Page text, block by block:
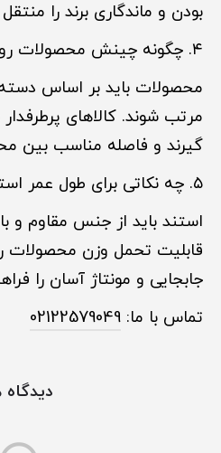
بودن و ماندگاری برند را
۴. چگونه چینش محصولات روی استند را بهینه کنیم؟
محصولات باید بر اساس
مرتب شوند. کالاهای پرطرفدار
گیرند و فاصله مناسب بین
۵. چه نکاتی برای طول عمر استند مهم است؟
استند باید از جنس مقاوم و
قابلیت تحمل وزن محصولات
جابجایی و مونتاژ آسان را
تماس با ما: 02122579049
دیدگاه